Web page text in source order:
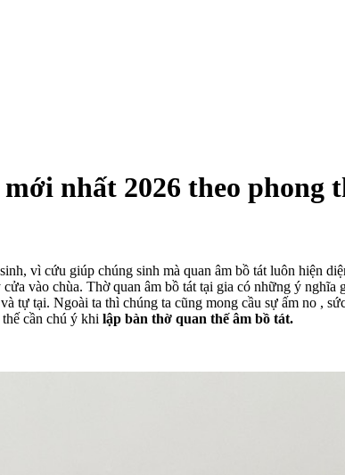
nhất 2026 theo phong
vì cứu giúp chúng sinh mà quan âm bồ tát luôn hiện
vào chùa. Thờ quan âm bồ tát tại gia có những ý
tự tại. Ngoài ta thì chúng ta cũng mong cầu sự ấm no ,
cần chú ý khi lập bàn thờ quan thế âm bồ tát.